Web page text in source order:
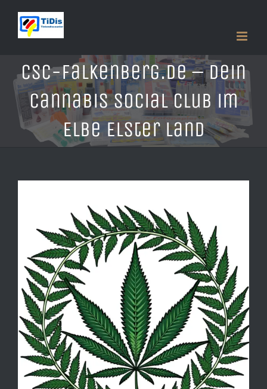
Inhalt
CSC-Falkenberg.de – dein
Cannabis Social Club im
Elbe Elster Land